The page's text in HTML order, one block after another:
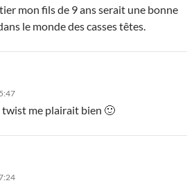
mon fils de 9 ans serait une bonne
le monde des casses têtes.
me plairait bien 🙂